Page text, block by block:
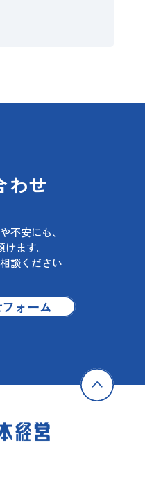
わせ
不安にも、
ます。
談ください
ォーム